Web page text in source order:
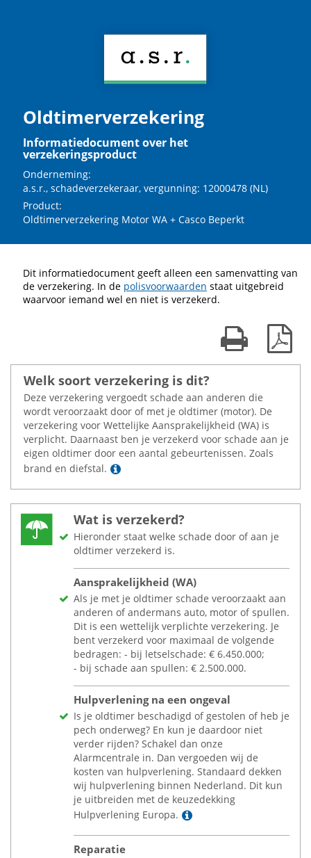
Oldtimerverzekering
Informatiedocument over het
verzekeringsproduct
Onderneming:
a.s.r., schadeverzekeraar, vergunning: 12000478 (NL)
Product:
Oldtimerverzekering Motor WA + Casco Beperkt
Dit informatiedocument geeft alleen een samenvatting van
de verzekering. In de polisvoorwaarden staat uitgebreid
waarvoor iemand wel en niet is verzekerd.
Print kaart
Welk soort verzekering is dit?
Deze verzekering vergoedt schade aan anderen die
wordt veroorzaakt door of met je oldtimer (motor). De
verzekering voor Wettelijke Aansprakelijkheid (WA) is
verplicht. Daarnaast ben je verzekerd voor schade aan je
eigen oldtimer door een aantal gebeurtenissen. Zoals
brand en diefstal.
Lees meer
Wat is verzekerd?
Hieronder staat welke schade door of aan je
oldtimer verzekerd is.
Aansprakelijkheid (WA)
Als je met je oldtimer schade veroorzaakt aan
anderen of andermans auto, motor of spullen.
Dit is een wettelijk verplichte verzekering. Je
bent verzekerd voor maximaal de volgende
bedragen: - bij letselschade: € 6.450.000;
- bij schade aan spullen: € 2.500.000.
Hulpverlening na een ongeval
Is je oldtimer beschadigd of gestolen of heb je
pech onderweg? En kun je daardoor niet
verder rijden? Schakel dan onze
Alarmcentrale in. Dan vergoeden wij de
kosten van hulpverlening. Standaard dekken
wij hulpverlening binnen Nederland. Dit kun
je uitbreiden met de keuzedekking
Hulpverlening Europa.
Lees meer
Reparatie